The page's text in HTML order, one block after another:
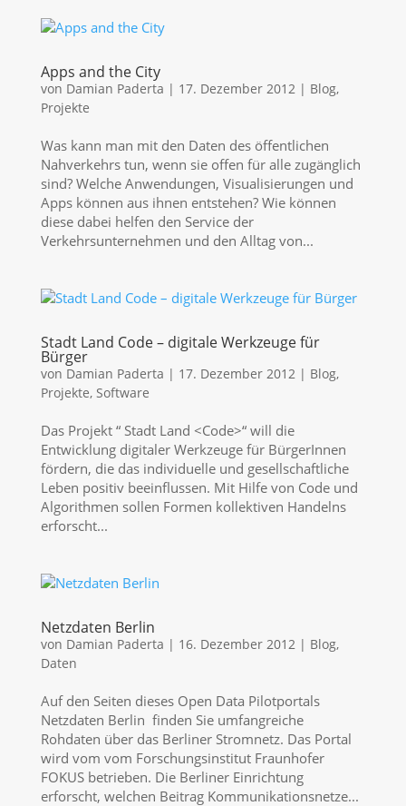
Apps and the City
von Damian Paderta | 17. Dezember 2012| Blog,
Projekte
Was kann man mit den Daten des öffentlichen
Nahverkehrs tun, wenn sie offen für alle zugänglich
sind? Welche Anwendungen, Visualisierungen und
Apps können aus ihnen entstehen? Wie können
diese dabei helfen den Service der
Verkehrsunternehmen und den Alltag von...
Stadt Land Code – digitale Werkzeuge für
Bürger
von Damian Paderta | 17. Dezember 2012| Blog,
Projekte, Software
Das Projekt “ Stadt Land <Code>“ will die
Entwicklung digitaler Werkzeuge für BürgerInnen
fördern, die das individuelle und gesellschaftliche
Leben positiv beeinflussen. Mit Hilfe von Code und
Algorithmen sollen Formen kollektiven Handelns
erforscht...
Netzdaten Berlin
von Damian Paderta | 16. Dezember 2012| Blog,
Daten
Auf den Seiten dieses Open Data Pilotportals
Netzdaten Berlin finden Sie umfangreiche
Rohdaten über das Berliner Stromnetz. Das Portal
wird vom vom Forschungsinstitut Fraunhofer
FOKUS betrieben. Die Berliner Einrichtung
erforscht, welchen Beitrag Kommunikationsnetze...